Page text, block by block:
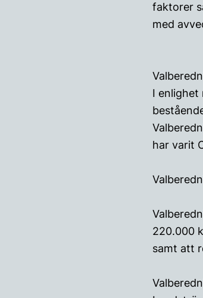
faktorer
med
I enlighet
har varit
220.000
samt att